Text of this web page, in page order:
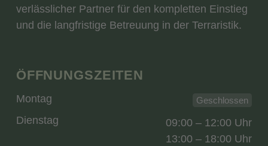
verlässlicher Partner für den kompletten Einstieg
und die langfristige Betreuung in der Terraristik.
ÖFFNUNGSZEITEN
Montag Geschlossen
Dienstag
09:00 – 12:00 Uhr
13:00 – 18:00 Uhr